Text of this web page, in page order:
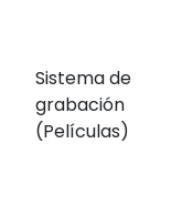
Sistema de
grabación
(Películas)